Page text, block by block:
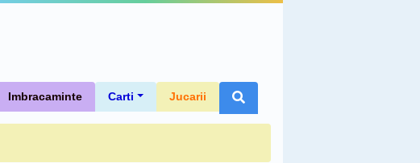
Imbracaminte Carti Jucarii